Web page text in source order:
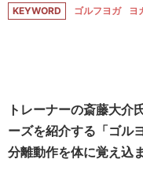
KEYWORD ゴルフヨガ ヨ
トレーナーの斎藤大介
ーズを紹介する「ゴル
分離動作を体に覚え込